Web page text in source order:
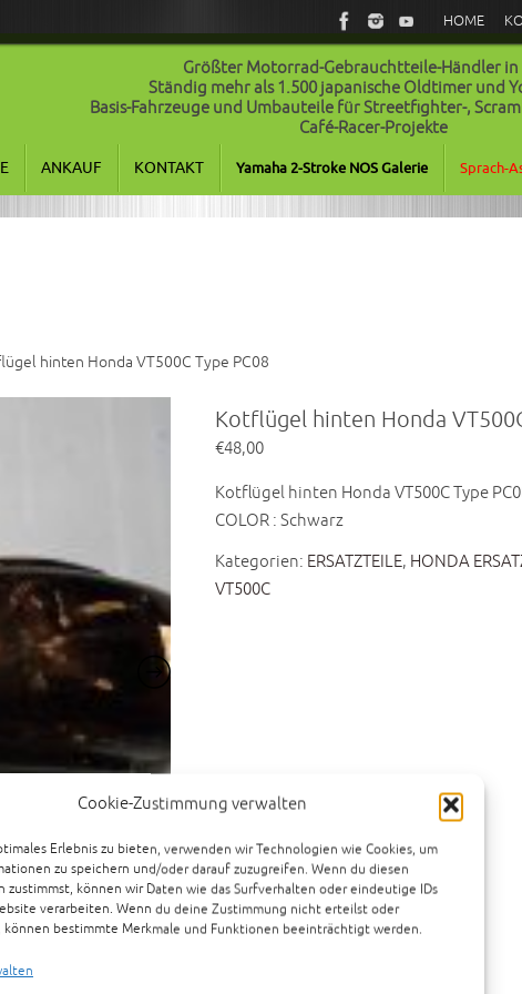
Cookie-Zustimmung verwalten
Erlebnis zu bieten, verwenden wir Technologien wie Cookies, um
zu speichern und/oder darauf zuzugreifen. Wenn du diesen
zustimmst, können wir Daten wie das Surfverhalten oder eindeutige IDs
verarbeiten. Wenn du deine Zustimmung nicht erteilst oder
können bestimmte Merkmale und Funktionen beeinträchtigt werden.
HOME
Größter Motorrad-Gebrauchtteile-Händler in
Ständig mehr als 1.500 japanische Oldtimer und
Basis-Fahrzeuge und Umbauteile für Streetfighter-,
Café-Racer-Projekte
ANKAUF KONTAKT Yamaha 2-Stroke NOS Galerie Sprach-
hinten Honda VT500C Type PC08
Kotflügel hinten Honda
€48,00
Kotflügel hinten Honda VT500C Type
COLOR : Schwarz
Kategorien: ERSATZTEILE, HONDA
VT500C